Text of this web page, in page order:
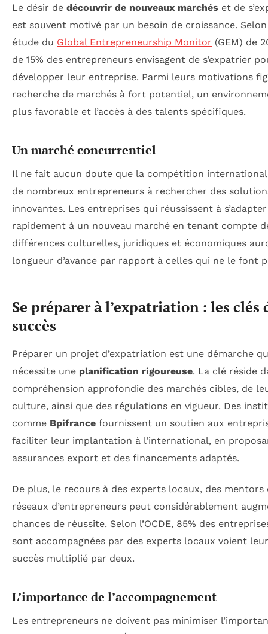
Le désir de découvrir de nouveaux marchés et de
est souvent motivé par un besoin de croissance.
étude du Global Entrepreneurship Monitor (GEM) de
de 15% des entrepreneurs envisagent de s’expatrier
développer leur entreprise. Parmi leurs motivations
recherche de marchés à fort potentiel, un
plus favorable et l’accès à des talents spécifiques.
Un marché concurrentiel
Il ne fait aucun doute que la compétition
de nombreux entrepreneurs à rechercher des
innovantes. Les entreprises qui réussissent à s’adapter
rapidement à un nouveau marché en tenant compte
différences culturelles, juridiques et économiques
longueur d’avance par rapport à celles qui ne le font
Se préparer à l’expatriation : les clés
succès
Préparer un projet d’expatriation est une démarche
nécessite une planification rigoureuse. La clé réside
compréhension approfondie des marchés cibles, de
culture, ainsi que des régulations en vigueur. Des
comme Bpifrance fournissent un soutien aux
faciliter leur implantation à l’international, en
assurances export et des financements adaptés.
De plus, le recours à des experts locaux, des mentors
réseaux d’entrepreneurs peut considérablement
chances de réussite. Selon l’OCDE, 85% des
sont accompagnées par des experts locaux voient
succès multiplié par deux.
L’importance de l’accompagnement
Les entrepreneurs ne doivent pas minimiser